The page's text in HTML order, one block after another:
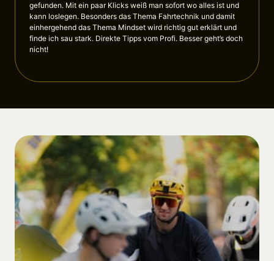
gefunden. Mit ein paar Klicks weiß man sofort wo alles ist und
kann loslegen. Besonders das Thema Fahrtechnik und damit
einhergehend das Thema Mindset wird richtig gut erklärt und
finde ich sau stark. Direkte Tipps vom Profi. Besser geht’s doch
nicht!